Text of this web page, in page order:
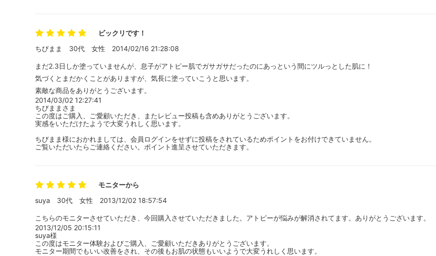
ビックリです！
ちびまま
30代 女性 2014/02/16 21:28:08
まだ2.3日しか塗っていませんが、息子がアトピー肌でガサガサだったのにあっという間にツルっとした肌に！
気づくとまだかくことがありますが、気長に塗っていこうと思います。
素敵な商品をありがとうございます。
2014/03/02 12:27:41
ちびままさま
この度はご購入、ご愛顧いただき、またレビュー投稿も含めありがとうございます。
実感をいただけたようで大変うれしく思います。
ちびまま様におかれましては、会員ログインをせずに投稿をされているためポイントをお付けできていません。
ご覧いただいたらご連絡ください。ポイント進呈させていただきます。
モニターから
suya
30代 女性 2013/12/02 18:57:54
こちらのモニターさせていただき、今回購入させていただきました。アトピーが悩みが解消されてます。ありがとうございます。
2013/12/05 20:15:11
suya様
この度はモニター体験およびご購入、ご愛顧いただきありがとうございます。
モニター期間でもいい改善をされ、その後もお肌の状態もいいようで大変うれしく思います。